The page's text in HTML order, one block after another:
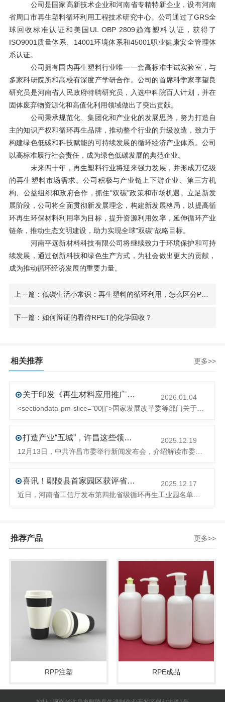
公司是国家高新技术企业和河南省专精特新企业，设有河南
省周口市再生塑料循环利用工程技术研究中心。公司通过了GRS全
球回收标准认证和美国UL OBP 2809趋海塑料认证，获得了
ISO9001质量体系、14001环境体系和45001职业健康安全管理体
系认证。
公司拥有国内再生塑料行业唯一一套高标准中试实验室，与
多家科研院所和高校有深度产学研合作。公司的首席科学家李望良
研究员是河南省人民政府特聘研究员，入选中科院百人计划，并在
固体废弃物资源化和高值化利用领域做出了突出贡献。
公司秉承规范化、集团化和产业化的发展思路，努力打造自
主的知识产权和循环再生品牌，推动整个行业的升级改造，致力于
构建绿色低碳和科技赋能的可持续发展的循环经济产业体系。公司
以高标准履行社会责任，成为绿色低碳发展的典范企业。
未来四十年，再生塑料行业将迎来强力发展，并形成万亿级
的再生塑料市场需求。公司积极与产业链上下游企业、第三方机
构、公益组织和政府合作，抓住"双碳"政策和市场机遇。立足新发
展阶段，公司将全面贯彻新发展理念，构建新发展格局，以提高循
环再生环保材料利用率为目标，提升资源利用效率，延伸循环产业
链条，推动生态文明建设，助力实现全球"双碳"战略目标。
河南平远新材料科技有限公司将继续致力于环境保护和可持
续发展，通过创新科技和绿色生产方式，为社会做出更大的贡献，
成为推动循环经济发展的重要力量。
上一篇：低碳生活小常识：再生塑料的循环利用，怎么区分PP和PE等聚烯烃类塑料
下一篇：如何辩证的看待RPET的化学回收？
相关推荐 更多>>
关于印发《再生材料应用推广行动方案》的通知(发改环资〔2025〕1681号)
2026.01.04
打造产业“五城”，许昌这些领域将迎来大发展！
2025.12.19
喜讯！鄢陵县首家园区获评省级循环再生工业园
2025.12.17
推荐产品 更多>>
RPP注塑 RPE成品